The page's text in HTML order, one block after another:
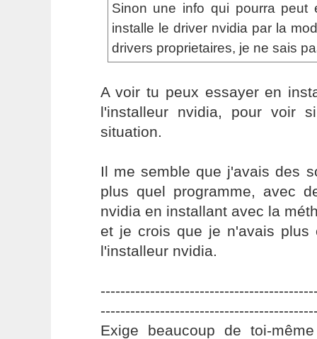
Sinon une info qui pourra peut
installe le driver nvidia par la
drivers proprietaires, je ne sais
A voir tu peux essayer en
l'installeur nvidia, pour voir
situation.
Il me semble que j'avais des
plus quel programme, avec
nvidia en installant avec la
et je crois que je n'avais plus
l'installeur nvidia.
Exige beaucoup de toi-